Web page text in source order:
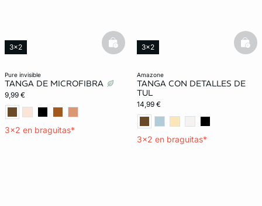
pure invisible
TANGA DE MICROFIBRA
9,99 €
3x2 en braguitas*
3x2
basketfull
amazone
TANGA CON DETALLES DE
TUL
14,99 €
3x2 en braguitas*
3x2